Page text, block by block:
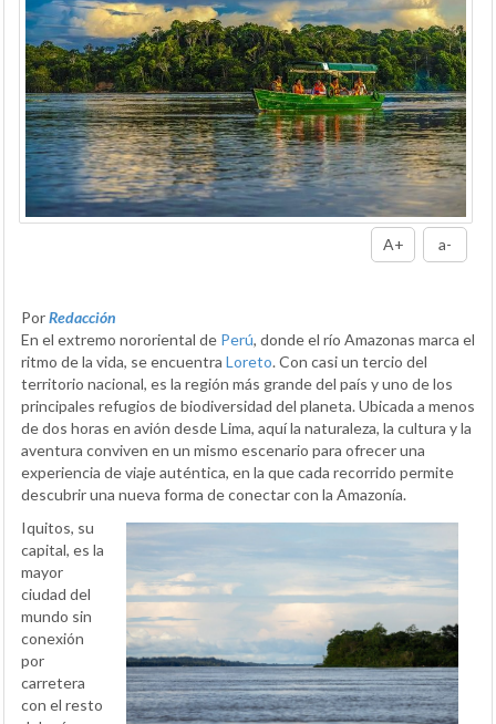
A+ a-
PorRedacción
En el extremo nororiental de Perú, donde el río Amazonas marca el
ritmo de la vida, se encuentra Loreto. Con casi un tercio del
territorio nacional, es la región más grande del país y uno de los
principales refugios de biodiversidad del planeta. Ubicada a menos
de dos horas en avión desde Lima, aquí la naturaleza, la cultura y la
aventura conviven en un mismo escenario para ofrecer una
experiencia de viaje auténtica, en la que cada recorrido permite
descubrir una nueva forma de conectar con la Amazonía.
Iquitos, su
capital, es la
mayor
ciudad del
mundo sin
conexión
por
carretera
con el resto